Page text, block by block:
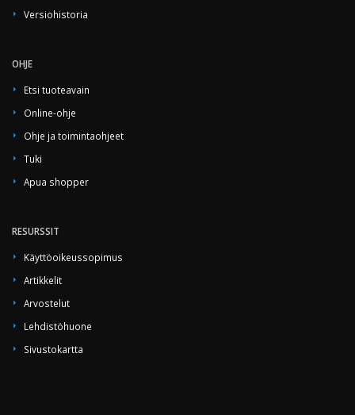
Versiohistoria
OHJE
Etsi tuoteavain
Online-ohje
Ohje ja toimintaohjeet
Tuki
Apua shopper
RESURSSIT
Käyttöoikeussopimus
Artikkelit
Arvostelut
Lehdistöhuone
Sivustokartta